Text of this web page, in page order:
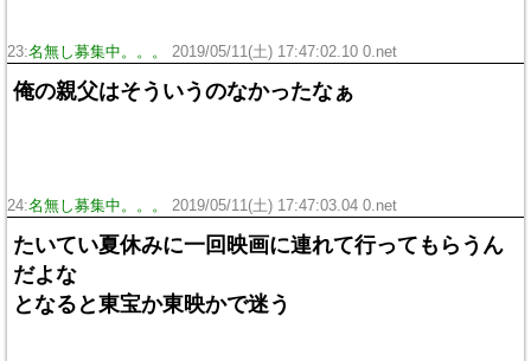
23:名無し募集中。。。 2019/05/11(土) 17:47:02.10 0.net
俺の親父はそういうのなかったなぁ
24:名無し募集中。。。 2019/05/11(土) 17:47:03.04 0.net
たいてい夏休みに一回映画に連れて行ってもらうん
だよな
となると東宝か東映かで迷う